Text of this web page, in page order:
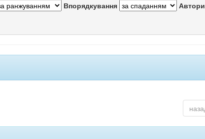
Впорядкування Автори